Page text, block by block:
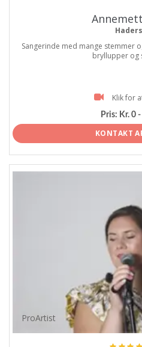
Sangerinde med mange stemmer
bryllupper og
Klik for
Pris: Kr. 0
KONTAKT
ProArtist